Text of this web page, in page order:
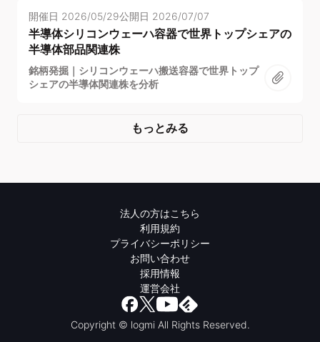
開催日 2026/05/29公開日 2026/07/07
半導体シリコンウェーハ容器で世界トップシェアの
半導体部品関連株
銘柄発掘｜シリコンウェーハ搬送容器で世界トップ
シェアの半導体関連株を分析
もっとみる
法人の方はこちら
利用規約
プライバシーポリシー
お問い合わせ
採用情報
運営会社
Copyright © logmi All Rights Reserved.